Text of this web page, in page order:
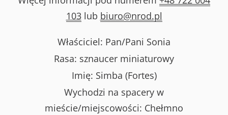
103lub biuro@nrod.pl
Właściciel: Pan/Pani Sonia
Rasa: sznaucer miniaturowy
Imię: Simba (Fortes)
Wychodzi na spacery w
mieście/miejscowości: Chełmno